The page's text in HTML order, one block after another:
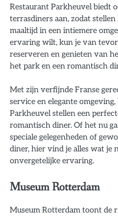
Restaurant Parkheuvel biedt
terrasdiners aan, zodat
maaltijd in een intiemere
ervaring wilt, kun je van
reserveren en genieten van
het park en een romantisch
Met zijn verfijnde Franse
service en elegante
Parkheuvel stellen een
romantisch diner. Of het nu
speciale gelegenheden of
diner, hier vind je alles wat je
onvergetelijke ervaring.
Museum Rotterdam
Museum Rotterdam toont de